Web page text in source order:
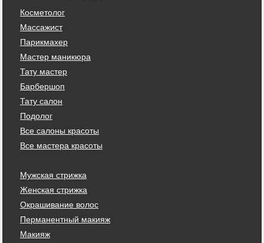
Косметолог
Массажист
Парикмахер
Мастер маникюра
Тату мастер
Барбершоп
Тату салон
Подолог
Все салоны красоты
Все мастера красоты
Мужская стрижка
Женская стрижка
Окрашивание волос
Перманентный макияж
Макияж